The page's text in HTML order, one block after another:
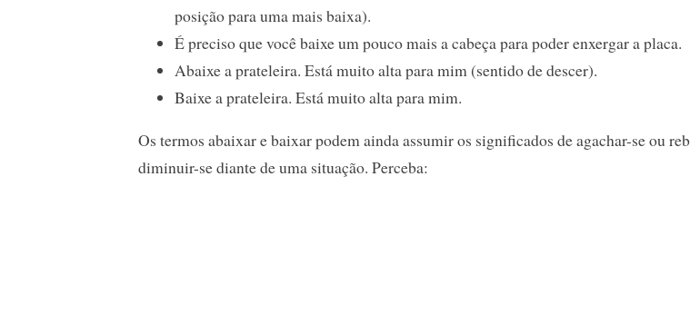
posição para uma mais baixa).
É preciso que você baixe um pouco mais a cabeça para poder enxergar a placa.
Abaixe a prateleira. Está muito alta para mim (sentido de descer).
Baixe a prateleira. Está muito alta para mim.
Os termos abaixar e baixar podem ainda assumir os significados de agachar-se ou
diminuir-se diante de uma situação. Perceba: